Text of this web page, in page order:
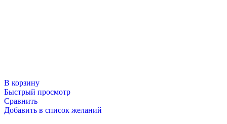
В корзину
Быстрый просмотр
Сравнить
Добавить в список желаний